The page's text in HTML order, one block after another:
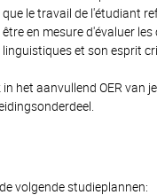
que le travail de l'étudiant
être en mesure d'évaluer
linguistiques et son esprit
in het aanvullend OER van
volgende studieplannen: